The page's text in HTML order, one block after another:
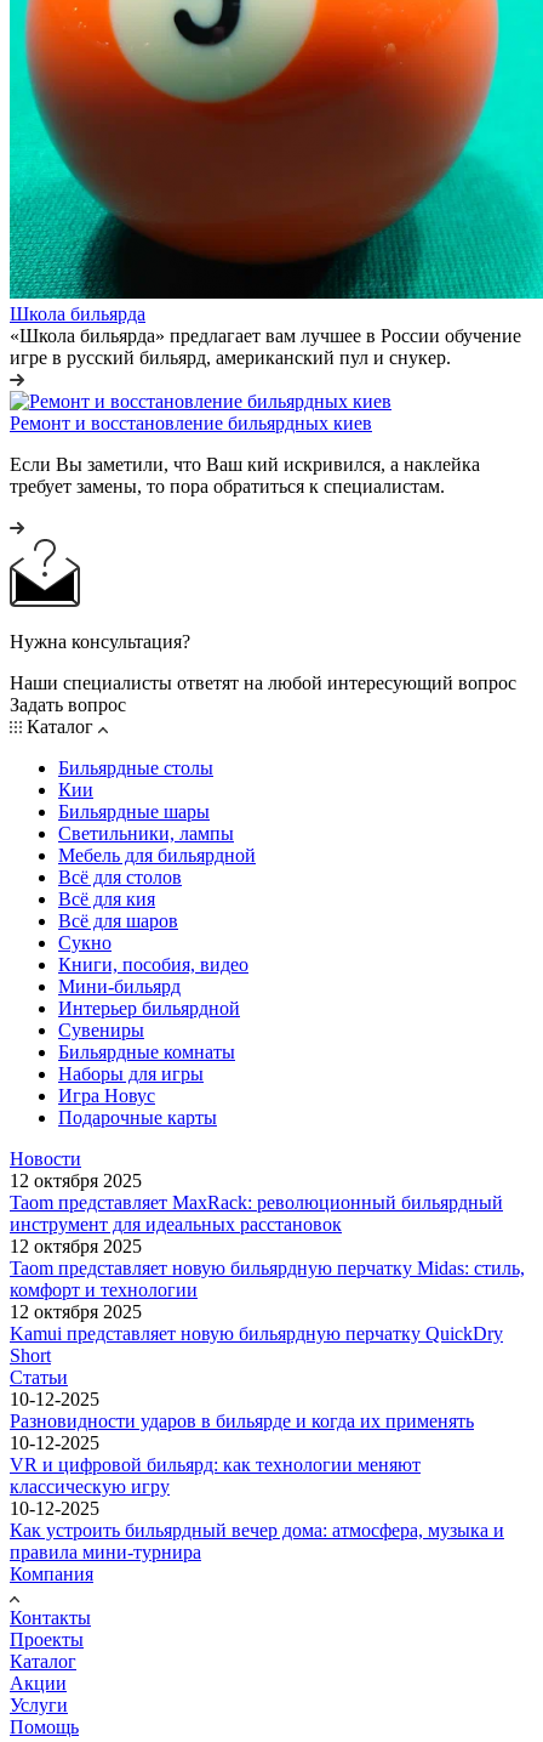
Школа бильярда
«Школа бильярда» предлагает вам лучшее в России обучение
игре в русский бильярд, американский пул и снукер.
Ремонт и восстановление бильярдных киев
Если Вы заметили, что Ваш кий искривился, а наклейка
требует замены, то пора обратиться к специалистам.
Нужна консультация?
Наши специалисты ответят на любой интересующий вопрос
Задать вопрос
Каталог
Бильярдные столы
Кии
Бильярдные шары
Светильники, лампы
Мебель для бильярдной
Всё для столов
Всё для кия
Всё для шаров
Сукно
Книги, пособия, видео
Мини-бильярд
Интерьер бильярдной
Сувениры
Бильярдные комнаты
Наборы для игры
Игра Новус
Подарочные карты
Новости
12 октября 2025
Taom представляет MaxRack: революционный бильярдный
инструмент для идеальных расстановок
12 октября 2025
Taom представляет новую бильярдную перчатку Midas: стиль,
комфорт и технологии
12 октября 2025
Kamui представляет новую бильярдную перчатку QuickDry
Short
Статьи
10-12-2025
Разновидности ударов в бильярде и когда их применять
10-12-2025
VR и цифровой бильярд: как технологии меняют
классическую игру
10-12-2025
Как устроить бильярдный вечер дома: атмосфера, музыка и
правила мини-турнира
Компания
Контакты
Проекты
Каталог
Акции
Услуги
Помощь